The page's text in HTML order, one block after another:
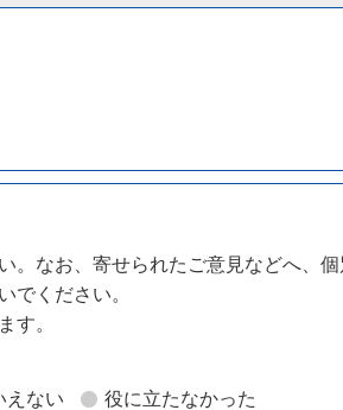
なお、寄せられたご意見などへ、個
でください。
す。
えない 役に立たなかった